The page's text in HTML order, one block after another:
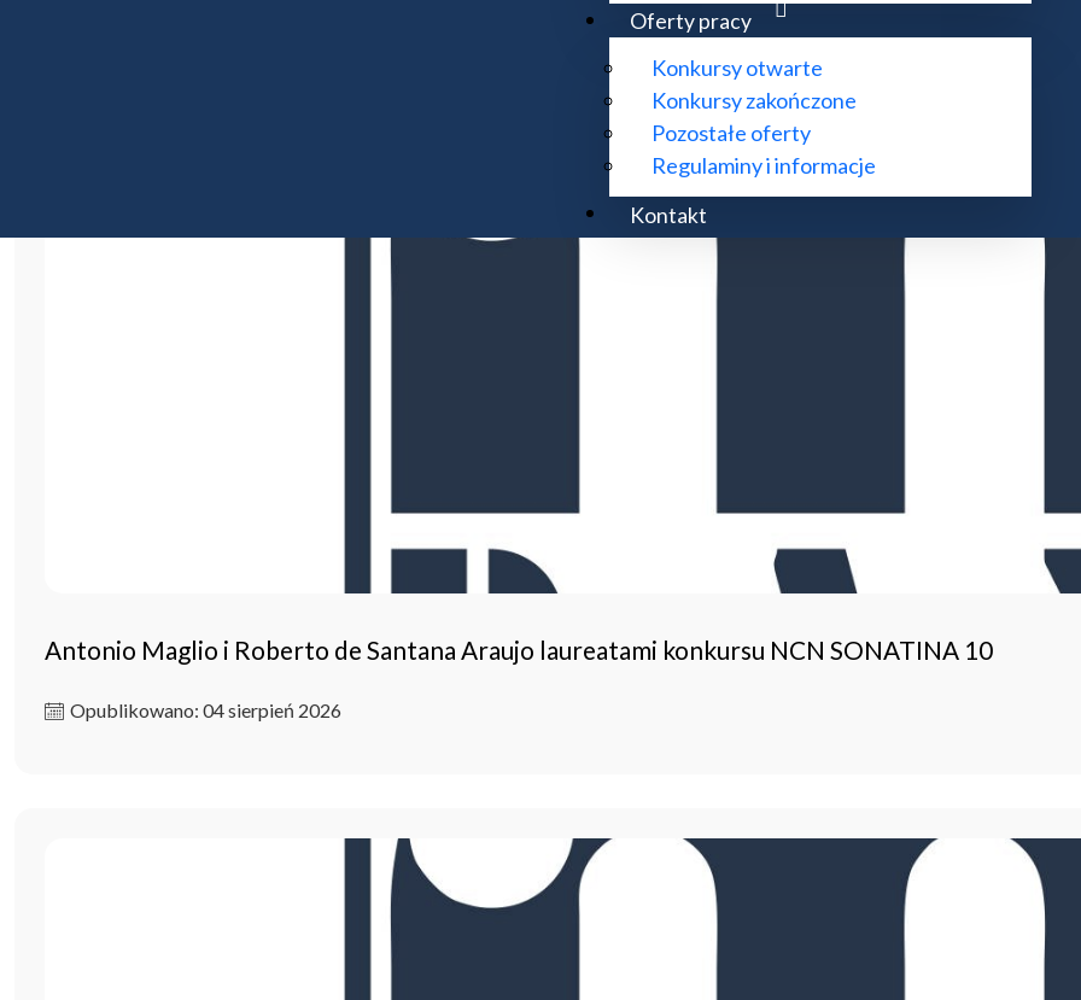
Oferty pracy
Konkursy otwarte
Konkursy zakończone
Pozostałe oferty
Regulaminy i informacje
Kontakt
Antonio Maglio i Roberto de Santana Araujo laureatami konkursu NCN SONATINA 10
Opublikowano: 04 sierpień 2026